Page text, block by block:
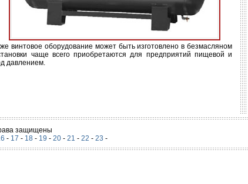
винтовое оборудование может быть изготовлено в безмасляном
чаще всего приобретаются для предприятий пищевой и
давлением.
защищены
- 17 - 18- 19 - 20- 21 - 22 - 23 -